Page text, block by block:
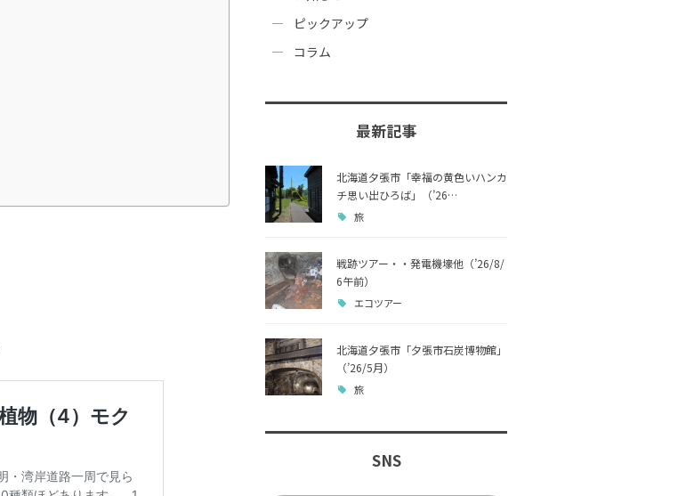
ピックアップ
コラム
最新記事
北海道夕張市「幸福の黄色いハンカ
チ思い出ひろば」（’26…
旅
戦跡ツアー・・発電機壕他（’26/8/
6午前）
エコツアー
北海道夕張市「夕張市石炭博物館」
（’26/5月）
旅
SNS